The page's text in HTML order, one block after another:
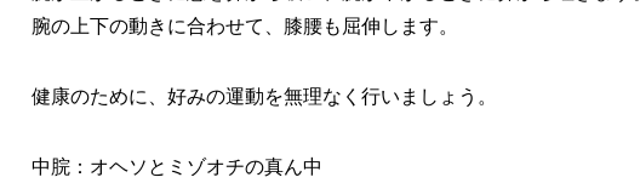
腕の上下の動きに合わせて、膝腰も屈伸します。
健康のために、好みの運動を無理なく行いましょう。
中脘：オヘソとミゾオチの真ん中